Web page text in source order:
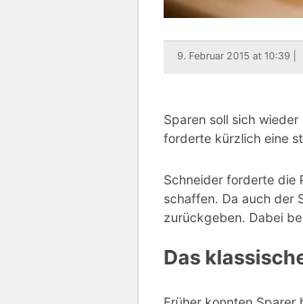
9. Februar 2015 at 10:39 |
Sparen soll sich
forderte kürzlich eine
Schneider forderte die
schaffen. Da auch der
zurückgeben. Dabei
Das